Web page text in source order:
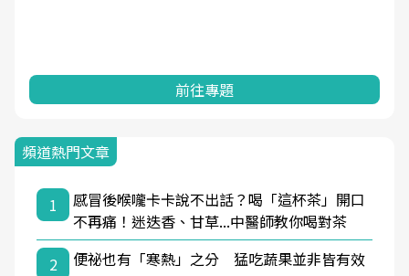
前往專題
頻道熱門文章
1
感冒後喉嚨卡卡說不出話？喝「這杯茶」開口
不再痛！迷迭香、甘草...中醫師教你喝對茶
2
便祕也有「寒熱」之分 猛吃蔬果並非皆有效